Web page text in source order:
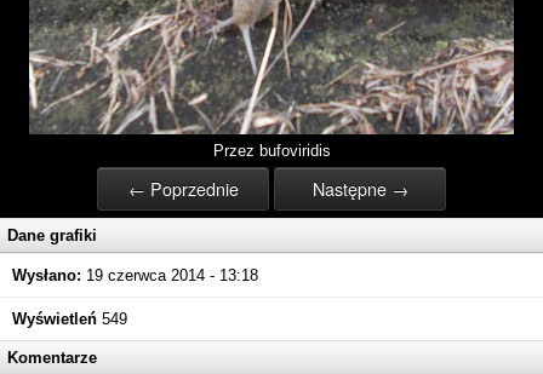
Przez bufoviridis
← Poprzednie Następne →
Dane grafiki
Wysłano: 19 czerwca 2014 - 13:18
Wyświetleń 549
Komentarze